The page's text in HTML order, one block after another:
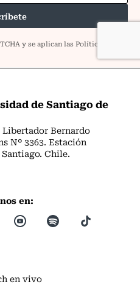
de Santiago de
Bernardo
Nº 3363. Estación
Chile.
en:
en vivo